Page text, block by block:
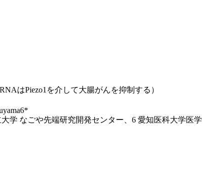
はPiezo1を介して大腸がんを抑制する）
学 なごや先端研究開発センター、6 愛知医科大学医学